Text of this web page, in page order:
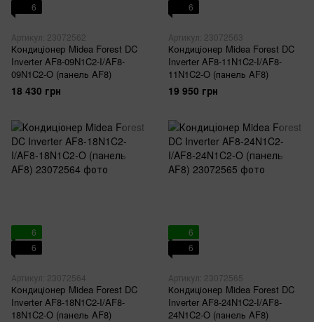
6
Артикул: 23072562
Кондиціонер Midea Forest DC
Inverter AF8-09N1C2-I/AF8-
09N1C2-O (панель AF8)
18 430 грн
6
Артикул: 23072563
Кондиціонер Midea Forest DC
Inverter AF8-11N1C2-I/AF8-
11N1C2-O (панель AF8)
19 950 грн
6
6
Артикул: 23072564
Кондиціонер Midea Forest DC
Inverter AF8-18N1C2-I/AF8-
18N1C2-O (панель AF8)
6
6
Артикул: 23072565
Кондиціонер Midea Forest DC
Inverter AF8-24N1C2-I/AF8-
24N1C2-O (панель AF8)